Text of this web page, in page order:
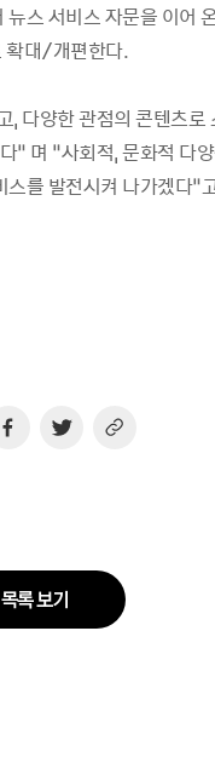
스 서비스 자문을 이어
확대/개편한다.
다양한 관점의 콘텐츠
” 며 “사회적, 문화적 다
를 발전시켜 나가겠다”
목록 보기